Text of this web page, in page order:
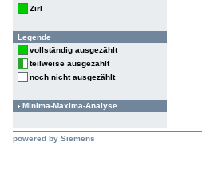
Zirl
Legende
vollständig ausgezählt
teilweise ausgezählt
noch nicht ausgezählt
Minima-Maxima-Analyse
powered by Siemens